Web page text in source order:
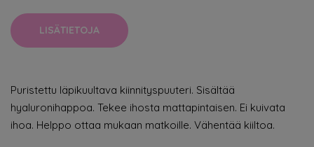
LISÄTIETOJA
Puristettu läpikuultava kiinnityspuuteri. Sisältää
hyaluronihappoa. Tekee ihosta mattapintaisen. Ei kuivata
ihoa. Helppo ottaa mukaan matkoille. Vähentää kiiltoa.